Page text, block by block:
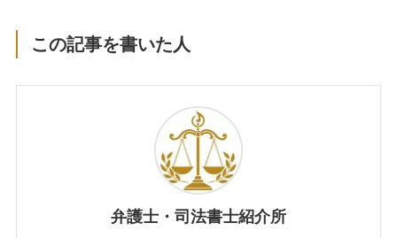
この記事を書いた人
弁護士・司法書士紹介所